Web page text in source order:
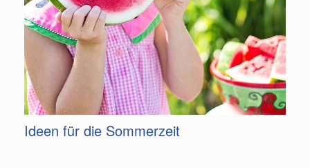
Ideen für die Sommerzeit